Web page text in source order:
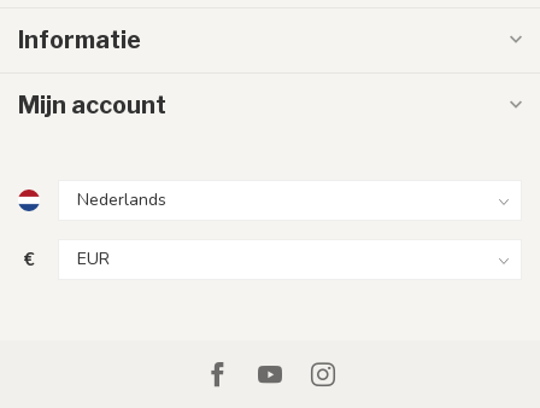
Informatie
Mijn account
€